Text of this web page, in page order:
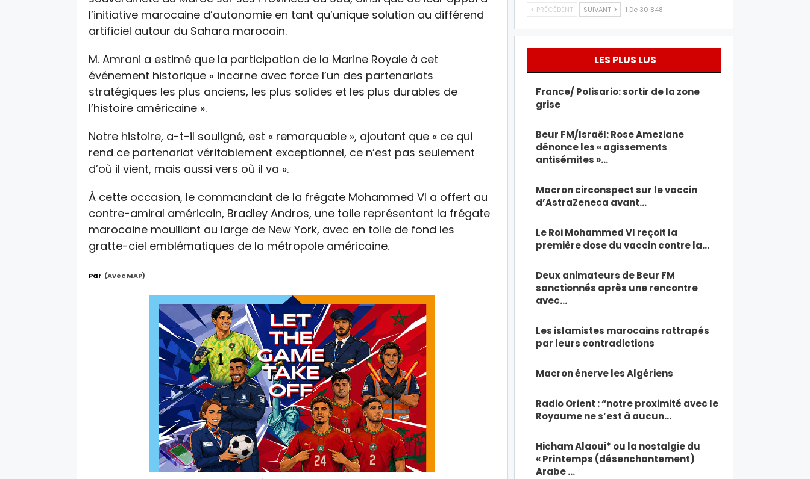
l’initiative marocaine d’autonomie en tant qu’unique solution au différend
artificiel autour du Sahara marocain.
M. Amrani a estimé que la participation de la Marine Royale à cet
événement historique « incarne avec force l’un des partenariats
stratégiques les plus anciens, les plus solides et les plus durables de
l’histoire américaine ».
Notre histoire, a-t-il souligné, est « remarquable », ajoutant que « ce qui
rend ce partenariat véritablement exceptionnel, ce n’est pas seulement
d’où il vient, mais aussi vers où il va ».
À cette occasion, le commandant de la frégate Mohammed VI a offert au
contre-amiral américain, Bradley Andros, une toile représentant la frégate
marocaine mouillant au large de New York, avec en toile de fond les
gratte-ciel emblématiques de la métropole américaine.
Par (avec MAP)
PRÉCÉDENT SUIVANT 1 De 30 848
LES PLUS LUS
France/ Polisario: sortir de la zone
grise
Beur FM/Israël: Rose Ameziane
dénonce les « agissements
antisémites »…
Macron circonspect sur le vaccin
d’AstraZeneca avant…
Le Roi Mohammed VI reçoit la
première dose du vaccin contre la…
Deux animateurs de Beur FM
sanctionnés après une rencontre
avec…
Les islamistes marocains rattrapés
par leurs contradictions
Macron énerve les Algériens
Radio Orient : “notre proximité avec le
Royaume ne s’est à aucun…
Hicham Alaoui* ou la nostalgie du
« Printemps (désenchantement)
Arabe …